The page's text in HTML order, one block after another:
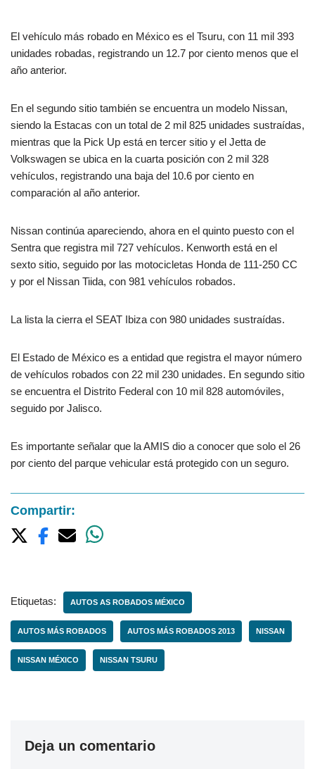
El vehículo más robado en México es el Tsuru, con 11 mil 393
unidades robadas, registrando un 12.7 por ciento menos que el
año anterior.
En el segundo sitio también se encuentra un modelo Nissan,
siendo la Estacas con un total de 2 mil 825 unidades sustraídas,
mientras que la Pick Up está en tercer sitio y el Jetta de
Volkswagen se ubica en la cuarta posición con 2 mil 328
vehículos, registrando una baja del 10.6 por ciento en
comparación al año anterior.
Nissan continúa apareciendo, ahora en el quinto puesto con el
Sentra que registra mil 727 vehículos. Kenworth está en el
sexto sitio, seguido por las motocicletas Honda de 111-250 CC
y por el Nissan Tiida, con 981 vehículos robados.
La lista la cierra el SEAT Ibiza con 980 unidades sustraídas.
El Estado de México es a entidad que registra el mayor número
de vehículos robados con 22 mil 230 unidades. En segundo sitio
se encuentra el Distrito Federal con 10 mil 828 automóviles,
seguido por Jalisco.
Es importante señalar que la AMIS dio a conocer que solo el 26
por ciento del parque vehicular está protegido con un seguro.
Compartir:
Etiquetas: AUTOS AS ROBADOS MÉXICO
AUTOS MÁS ROBADOS AUTOS MÁS ROBADOS 2013 NISSAN
NISSAN MÉXICO NISSAN TSURU
Deja un comentario